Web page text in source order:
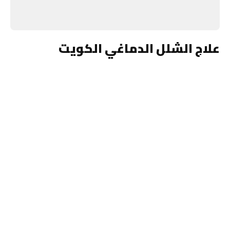
علاج الشلل الدماغي الكويت